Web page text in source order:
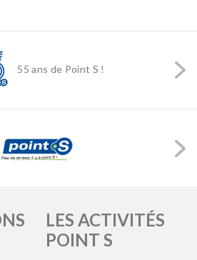
55 ans de Point S !
LES ACTIVITÉS
POINT S